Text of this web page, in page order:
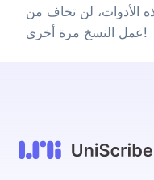
الأدوات، لن تخاف من
عمل النسخ مرة أخرى!